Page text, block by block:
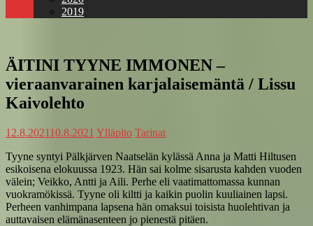
2019
ÄITINI TYYNE IMMONEN –
vieraanvarainen karjalaisemäntä / Lissu
Kaivolehto
12.8.202110.8.2021 Ylläpito Tarinat
Tyyne syntyi Pälkjärven Naatselän kylässä Anna ja Matti Hiltusen
esikoisena elokuussa 1923. Hän sai kolme sisarusta kahden vuoden
välein; Veikko, Antti ja Aili. Perhe eli vaatimattomassa kunnan
vuokramökissä. Tyyne oli kiltti ja kaikin puolin kuuliainen lapsi.
Perheen vanhimpana lapsena hän omaksui toisista huolehtivan ja
auttavaisen elämänasenteen jo pienestä pitäen.